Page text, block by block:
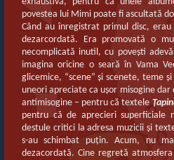
povestea lui Mimi poate fi ascultată
Când au înregistrat primul disc,
dezarcordată. Era promovată o
necomplicată inutil, cu poveşti
imagina oricine o seară în Vama
glicemice, “scene” şi scenete, teme
uneori apreciate ca uşor misogine
antimisogine – pentru că textele
pentru că de aprecieri superficiale
destule critici la adresa muzicii şi
s-au schimbat puţin. Acum, nu
dezacordată. Cine regretă